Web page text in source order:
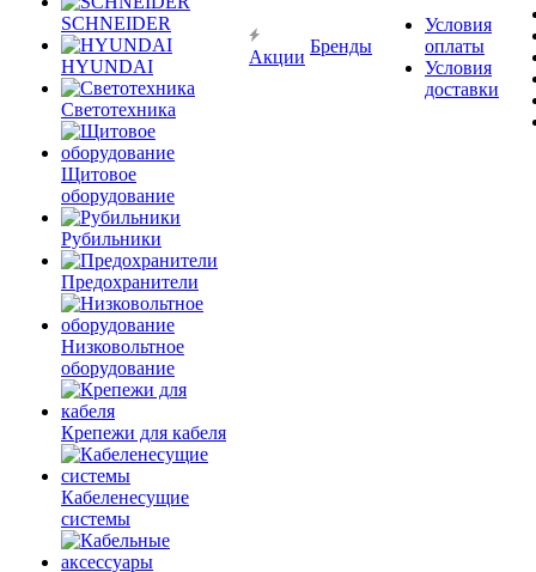
SCHNEIDER
HYUNDAI
Светотехника
Щитовое
оборудование
Рубильники
Предохранители
Низковольтное
оборудование
Крепежи для кабеля
Кабеленесущие
системы
Акции
Бренды
Условия
оплаты
Условия
доставки